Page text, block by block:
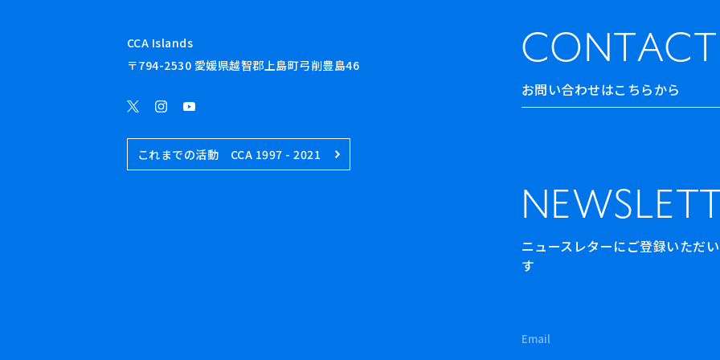
CONTACT
お問い合わせはこちらから
ニュースレターにご登録いただ
す
CCA Islands
〒794-2530 愛媛県越智郡上島町弓削豊島46
これまでの活動 CCA 1997 - 2021